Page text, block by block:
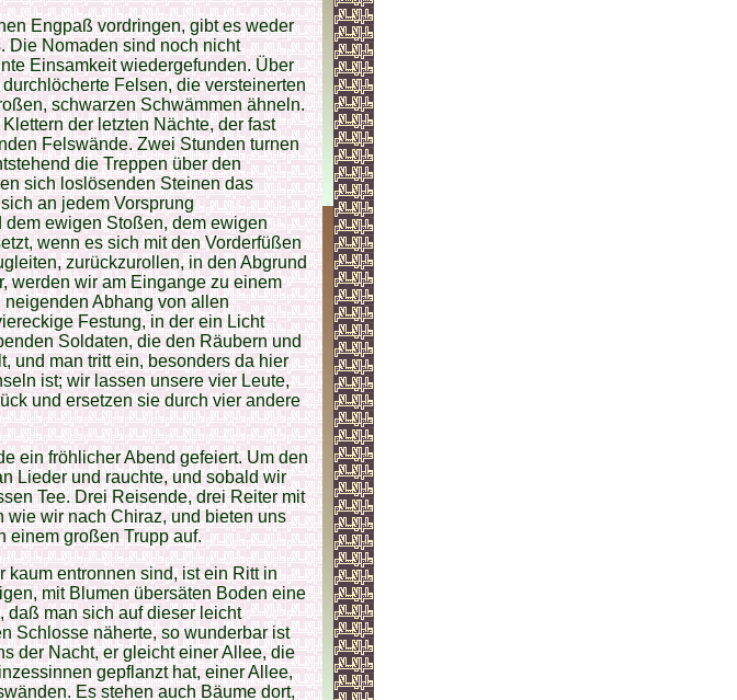
Engpaß vordringen, gibt es weder
Die Nomaden sind noch nicht
Einsamkeit wiedergefunden. Über
Felsen, die versteinerten
schwarzen Schwämmen ähneln.
der letzten Nächte, der fast
Felswände. Zwei Stunden turnen
die Treppen über den
sich loslösenden Steinen das
an jedem Vorsprung
ewigen Stoßen, dem ewigen
wenn es sich mit den Vorderfüßen
zurückzurollen, in den Abgrund
werden wir am Eingange zu einem
Abhang von allen
Festung, in der ein Licht
Soldaten, die den Räubern und
und man tritt ein, besonders da hier
ist; wir lassen unsere vier Leute,
und ersetzen sie durch vier andere
ein fröhlicher Abend gefeiert. Um den
Lieder und rauchte, und sobald wir
Tee. Drei Reisende, drei Reiter mit
wir nach Chiraz, und bieten uns
einem großen Trupp auf.
kaum entronnen sind, ist ein Ritt in
mit Blumen übersäten Boden eine
daß man sich auf dieser leicht
Schlosse näherte, so wunderbar ist
der Nacht, er gleicht einer Allee, die
gepflanzt hat, einer Allee,
Es stehen auch Bäume dort,